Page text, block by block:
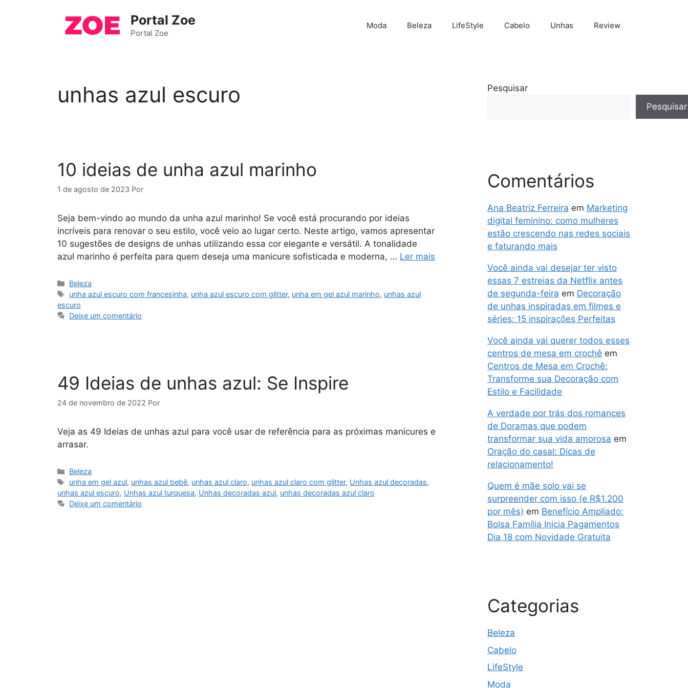
Portal Zoe
Portal Zoe
Moda Beleza LifeStyle Cabelo Unhas Review
unhas azul escuro
10 ideias de unha azul marinho
1 de agosto de 2023 Por
Seja bem-vindo ao mundo da unha azul marinho! Se você está procurando por ideias
incríveis para renovar o seu estilo, você veio ao lugar certo. Neste artigo, vamos apresentar
10 sugestões de designs de unhas utilizando essa cor elegante e versátil. A tonalidade
azul marinho é perfeita para quem deseja uma manicure sofisticada e moderna, … Ler mais
Categorias
Beleza
Tags
unha azul escuro com francesinha, unha azul escuro com glitter, unha em gel azul marinho, unhas azul
escuro
Deixe um comentário
49 Ideias de unhas azul: Se Inspire
24 de novembro de 2022 Por
Veja as 49 Ideias de unhas azul para você usar de referência para as próximas manicures e
arrasar.
Categorias
Beleza
Tags
unha em gel azul, unhas azul bebê, unhas azul claro, unhas azul claro com glitter, Unhas azul decoradas,
unhas azul escuro, Unhas azul turquesa, Unhas decoradas azul, unhas decoradas azul claro
Deixe um comentário
Pesquisar
Pesquisar
Comentários
Ana Beatriz Ferreira em Marketing
digital feminino: como mulheres
estão crescendo nas redes sociais
e faturando mais
Você ainda vai desejar ter visto
essas 7 estreias da Netflix antes
de segunda-feira em Decoração
de unhas inspiradas em filmes e
séries: 15 inspirações Perfeitas
Você ainda vai querer todos esses
centros de mesa em crochê em
Centros de Mesa em Crochê:
Transforme sua Decoração com
Estilo e Facilidade
A verdade por trás dos romances
de Doramas que podem
transformar sua vida amorosa em
Oração do casal: Dicas de
relacionamento!
Quem é mãe solo vai se
surpreender com isso (e R$1.200
por mês) em Benefício Ampliado:
Bolsa Família Inicia Pagamentos
Dia 18 com Novidade Gratuita
Categorias
Beleza
Cabelo
LifeStyle
Moda